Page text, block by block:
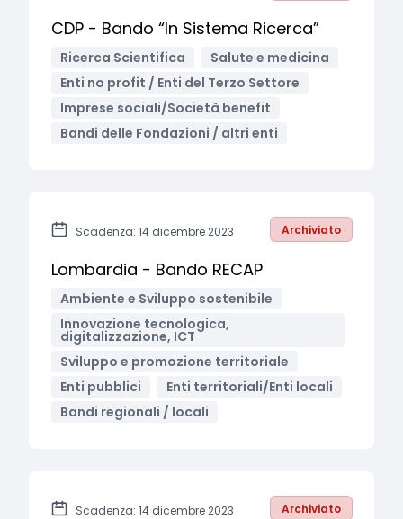
CDP - Bando “In Sistema Ricerca”
Ricerca Scientifica
Salute e medicina
Enti no profit / Enti del Terzo Settore
Imprese sociali/Società benefit
Bandi delle Fondazioni / altri enti
Scadenza: 14 dicembre 2023 Archiviato
Lombardia - Bando RECAP
Ambiente e Sviluppo sostenibile
Innovazione tecnologica,
digitalizzazione, ICT
Sviluppo e promozione territoriale
Enti pubblici
Enti territoriali/Enti locali
Bandi regionali / locali
Scadenza: 14 dicembre 2023 Archiviato